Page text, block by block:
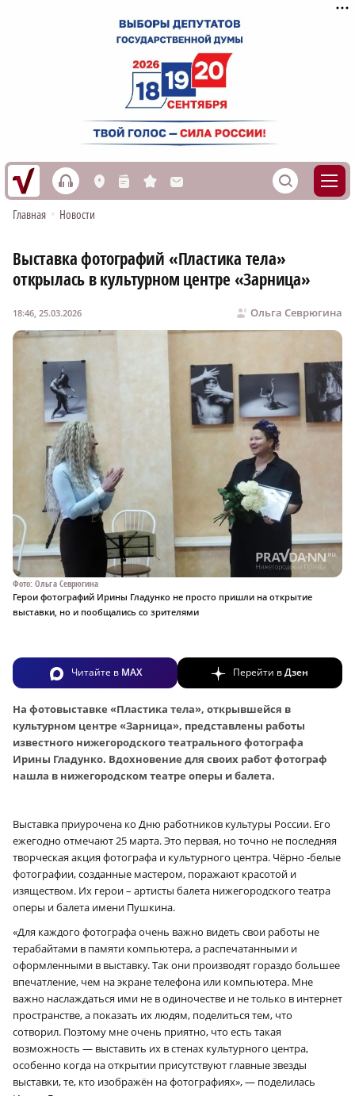
h L n s M S
Главная • Новости
Выставка фотографий «Пластика тела»
открылась в культурном центре «Зарница»
Ольга Севрюгина
18:46, 25.03.2026
Фото: Ольга Севрюгина
Герои фотографий Ирины Гладунко не просто пришли на открытие
выставки, но и пообщались со зрителями
Читайте в MAX Перейти вДзен
На фотовыставке «Пластика тела», открывшейся в
культурном центре «Зарница», представлены работы
известного нижегородского театрального фотографа
Ирины Гладунко. Вдохновение для своих работ фотограф
нашла в нижегородском театре оперы и балета.
Выставка приурочена ко Дню работников культуры России. Его
ежегодно отмечают 25 марта. Это первая, но точно не последняя
творческая акция фотографа и культурного центра. Чёрно ‑белые
фотографии, созданные мастером, поражают красотой и
изяществом. Их герои – артисты балета нижегородского театра
оперы и балета имени Пушкина.
«Для каждого фотографа очень важно видеть свои работы не
терабайтами в памяти компьютера, а распечатанными и
оформленными в выставку. Так они производят гораздо большее
впечатление, чем на экране телефона или компьютера. Мне
важно наслаждаться ими не в одиночестве и не только в интернет
пространстве, а показать их людям, поделиться тем, что
сотворил. Поэтому мне очень приятно, что есть такая
возможность — выставить их в стенах культурного центра,
особенно когда на открытии присутствуют главные звезды
выставки, те, кто изображён на фотографиях», — поделилась